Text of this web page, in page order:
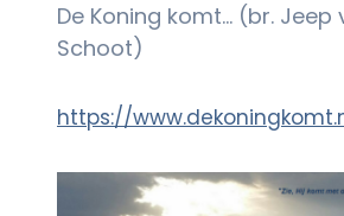
De Koning komt… (br. Jeep
Schoot)
https://